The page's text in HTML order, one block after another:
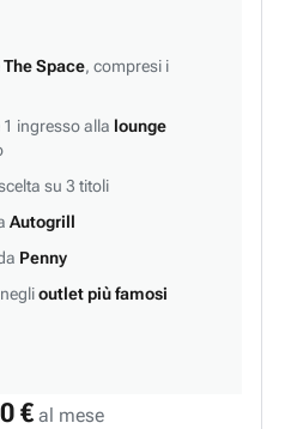
€ al mese
The Space, compresi i
1 ingresso alla lounge
su 3 titoli
Autogrill
Penny
outlet più famosi